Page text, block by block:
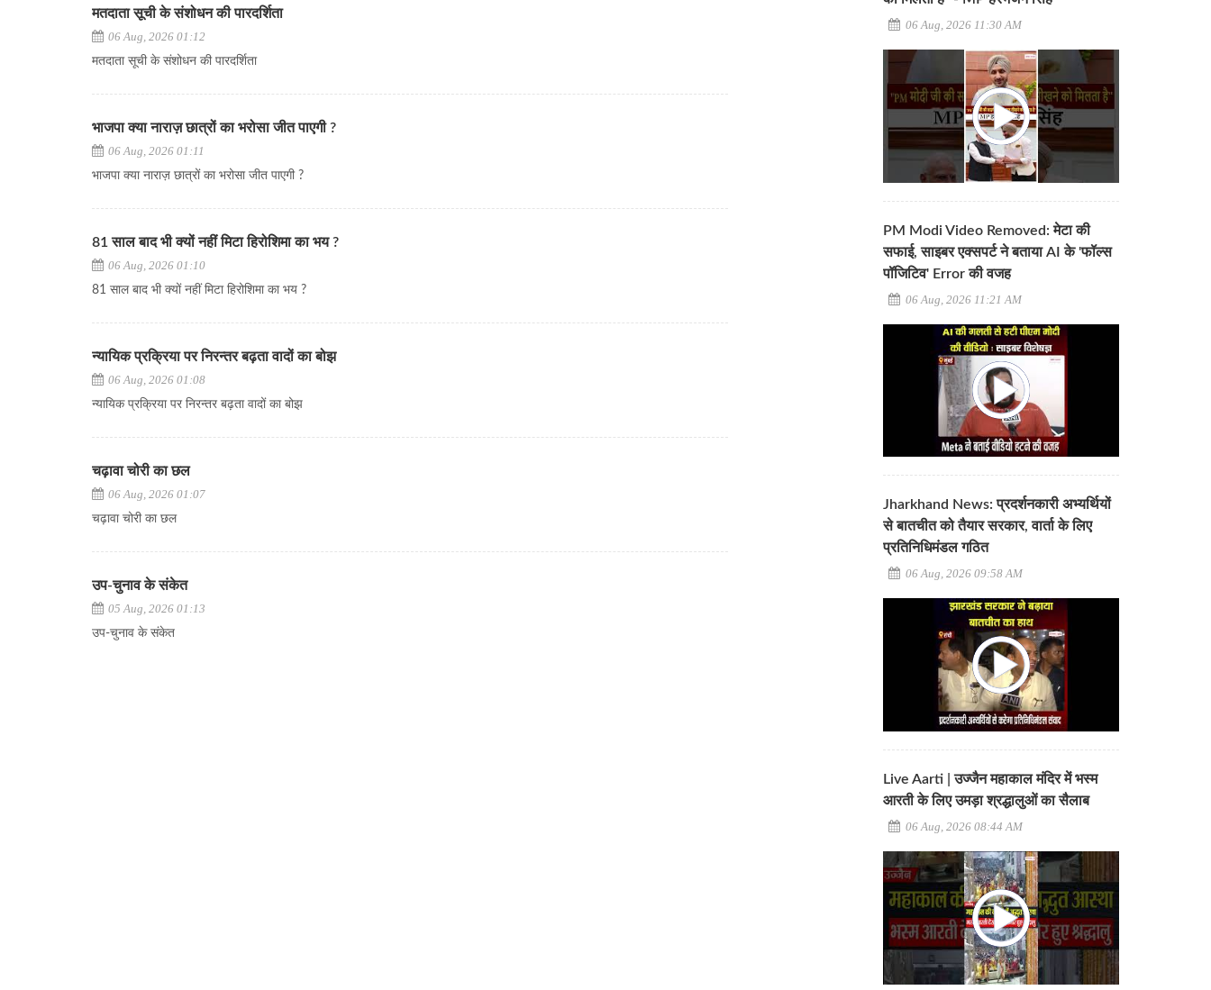
मतदाता सूची के संशोधन की पारदर्शिता
06 Aug, 2026 01:12
मतदाता सूची के संशोधन की पारदर्शिता
भाजपा क्या नाराज़ छात्रों का भरोसा जीत पाएगी ?
06 Aug, 2026 01:11
भाजपा क्या नाराज़ छात्रों का भरोसा जीत पाएगी ?
81 साल बाद भी क्यों नहीं मिटा हिरोशिमा का भय ?
06 Aug, 2026 01:10
81 साल बाद भी क्यों नहीं मिटा हिरोशिमा का भय ?
न्यायिक प्रक्रिया पर निरन्तर बढ़ता वादों का बोझ
06 Aug, 2026 01:08
न्यायिक प्रक्रिया पर निरन्तर बढ़ता वादों का बोझ
चढ़ावा चोरी का छल
06 Aug, 2026 01:07
चढ़ावा चोरी का छल
उप-चुनाव के संकेत
05 Aug, 2026 01:13
उप-चुनाव के संकेत
06 Aug, 2026 11:30 AM
PM Modi Video Removed: मेटा की
सफाई, साइबर एक्सपर्ट ने बताया AI के 'फॉल्स
पॉजिटिव' Error की वजह
06 Aug, 2026 11:21 AM
Jharkhand News: प्रदर्शनकारी अभ्यर्थियों
से बातचीत को तैयार सरकार, वार्ता के लिए
प्रतिनिधिमंडल गठित
06 Aug, 2026 09:58 AM
Live Aarti | उज्जैन महाकाल मंदिर में भस्म
आरती के लिए उमड़ा श्रद्धालुओं का सैलाब
06 Aug, 2026 08:44 AM